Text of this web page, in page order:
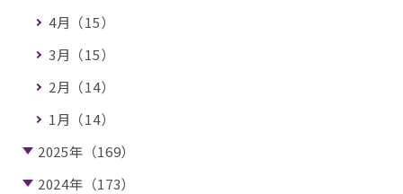
4月（15）
3月（15）
2月（14）
1月（14）
2025年（169）
2024年（173）